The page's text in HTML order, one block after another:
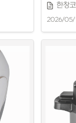
한창
2026/05/